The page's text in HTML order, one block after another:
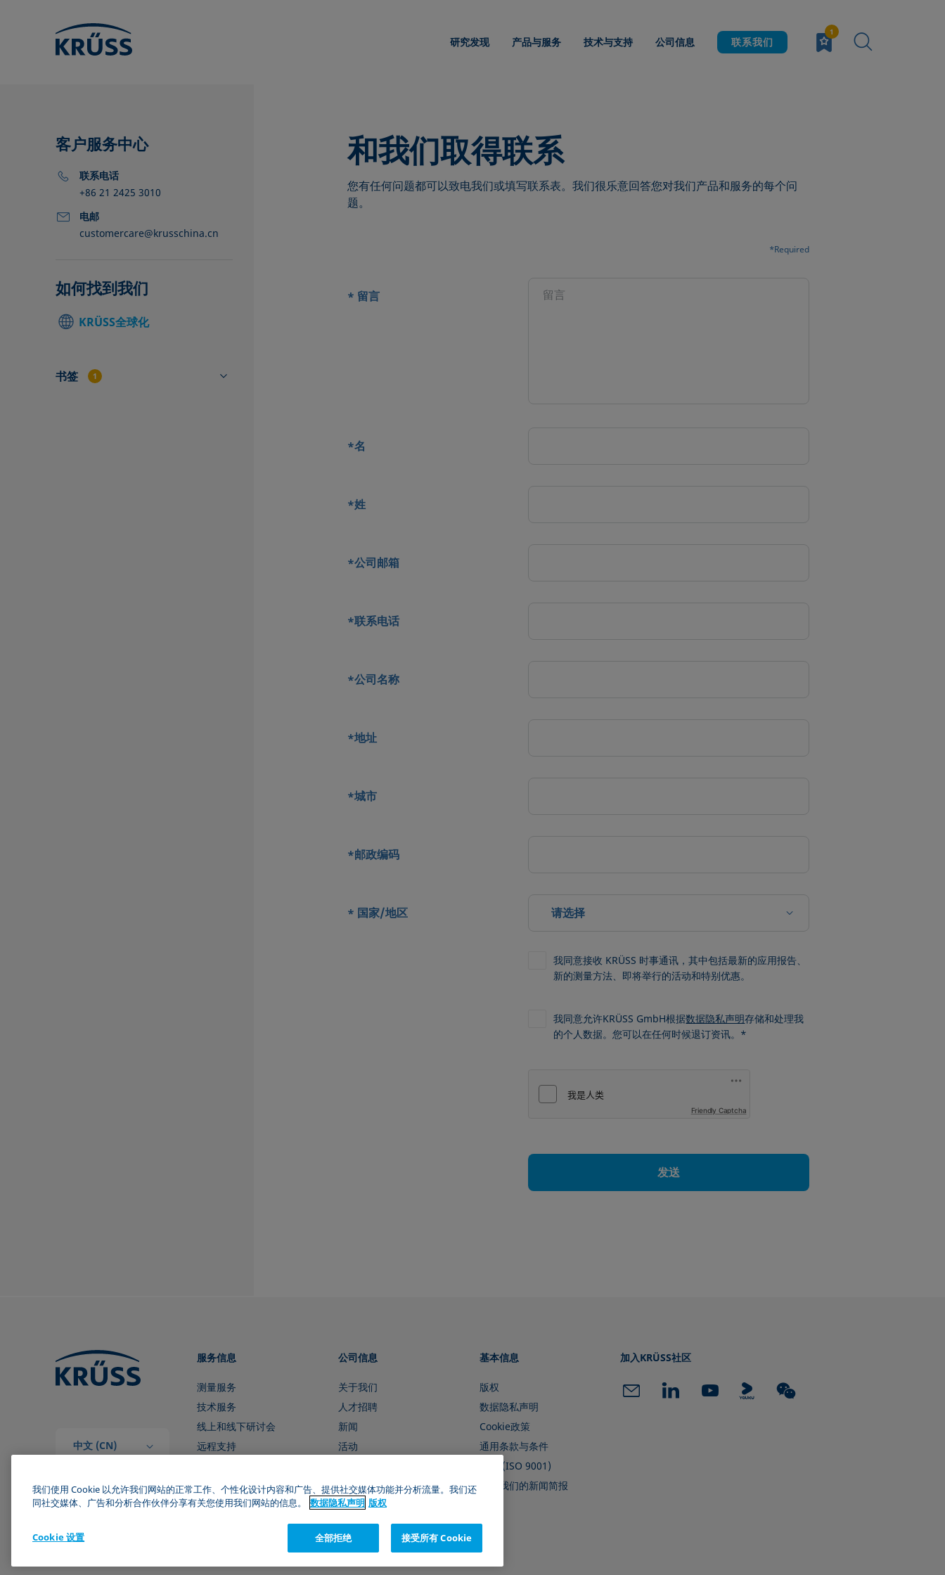
研究发现 产品与服务 技术与支持 公司信息 联系我们
客户服务中心
联系电话
+86 21 2425 3010
电邮
customercare@krusschina.cn
如何找到我们
KRÜSS全球化
书签 1
和我们取得联系
您有任何问题都可以致电我们或填写联系表。我们很乐意回答您对我们产品和服务的每个问
题。
*Required
* 留言
*名
*姓
*公司邮箱
*联系电话
*公司名称
*地址
*城市
*邮政编码
* 国家/地区 请选择
我同意接收 KRÜSS 时事通讯，其中包括最新的应用报告、
新的测量方法、即将举行的活动和特别优惠。
我同意允许KRÜSS GmbH根据数据隐私声明存储和处理我
的个人数据。您可以在任何时候退订资讯。*
Friendly Captcha
发送
中文 (CN)
服务信息
测量服务
技术服务
线上和线下研讨会
远程支持
公司信息
关于我们
人才招聘
新闻
活动
基本信息
版权
数据隐私声明
Cookie政策
通用条款与条件
证书 (ISO 9001)
订阅我们的新闻简报
加入KRÜSS社区
我们使用 Cookie 以允许我们网站的正常工作、个性化设计内容和广告、提供社交媒体功能并分析流量。我们还
同社交媒体、广告和分析合作伙伴分享有关您使用我们网站的信息。
数据隐私声明 版权
全部拒绝 接受所有 Cookie
Cookie 设置